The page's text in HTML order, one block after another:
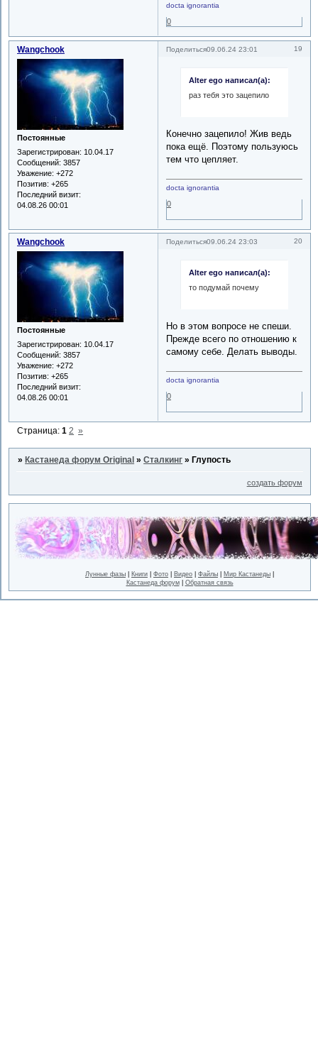
docta ignorantia
0
Поделиться 19
09.06.24 23:01
Wangchook
Постоянные
Зарегистрирован: 10.04.17
Сообщений: 3857
Уважение: +272
Позитив: +265
Последний визит:
04.08.26 00:01
Alter ego написал(а):
раз тебя это зацепило
Конечно зацепило! Жив ведь
пока ещё. Поэтому пользуюсь
тем что цепляет.
docta ignorantia
0
Поделиться 20
09.06.24 23:03
Wangchook
Постоянные
Зарегистрирован: 10.04.17
Сообщений: 3857
Уважение: +272
Позитив: +265
Последний визит:
04.08.26 00:01
Alter ego написал(а):
то подумай почему
Но в этом вопросе не спеши.
Прежде всего по отношению к
самому себе. Делать выводы.
docta ignorantia
0
Страница:1 2 »
» Кастанеда форум Original »Сталкинг » Глупость
создать форум
Лунные фазы Книги Фото Видео Файлы Мир Кастанеды
Кастанеда форум| Обратная связь